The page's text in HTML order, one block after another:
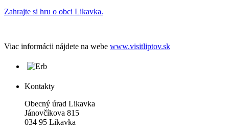
Zahrajte si hru o obci Likavka.
Viac informácii nájdete na webe www.visitliptov.sk
Kontakty
Obecný úrad Likavka
Jánovčíkova 815
034 95 Likavka